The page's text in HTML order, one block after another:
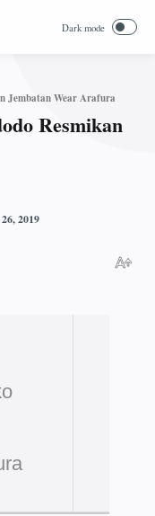
Jembatan Wear Arafura
Resmikan